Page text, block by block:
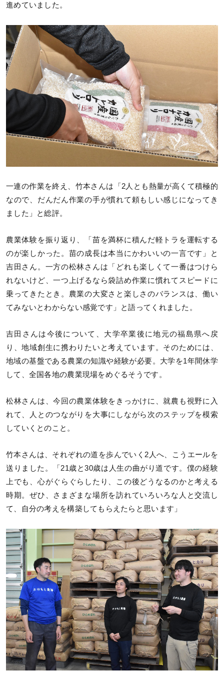
進めていました。
一連の作業を終え、竹本さんは「2人とも熱量が高くて積極的
なので、だんだん作業の手が慣れて頼もしい感じになってき
ました」と総評。
農業体験を振り返り、「苗を満杯に積んだ軽トラを運転する
のが楽しかった。苗の成長は本当にかわいいの一言です」と
吉田さん。一方の松林さんは「どれも楽しくて一番はつけら
れないけど、一つ上げるなら袋詰め作業に慣れてスピードに
乗ってきたとき。農業の大変さと楽しさのバランスは、働い
てみないとわからない感覚です」と語ってくれました。
吉田さんは今後について、大学卒業後に地元の福島県へ戻
り、地域創生に携わりたいと考えています。そのためには、
地域の基盤である農業の知識や経験が必要。大学を1年間休学
して、全国各地の農業現場をめぐるそうです。
松林さんは、今回の農業体験をきっかけに、就農も視野に入
れて、人とのつながりを大事にしながら次のステップを模索
していくとのこと。
竹本さんは、それぞれの道を歩んでいく2人へ、こうエールを
送りました。「21歳と30歳は人生の曲がり道です。僕の経験
上でも、心がぐらぐらしたり、この後どうなるのかと考える
時期。ぜひ、さまざまな場所を訪れていろいろな人と交流し
て、自分の考えを構築してもらえたらと思います」